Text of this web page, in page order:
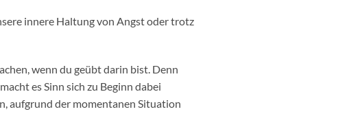
innere Haltung von Angst oder trotz
wenn du geübt darin bist. Denn
es Sinn sich zu Beginn dabei
aufgrund der momentanen Situation